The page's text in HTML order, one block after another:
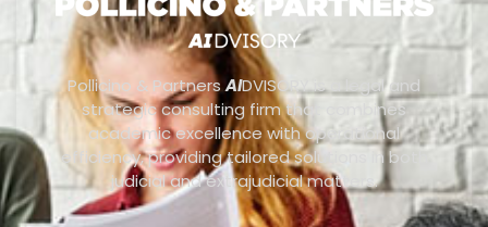
Pollicino & PartnersAIDVISORY is a legal and
strategic consulting firm that combines
academic excellence with operational
efficiency, providing tailored solutions in both
judicial and extrajudicial matters.